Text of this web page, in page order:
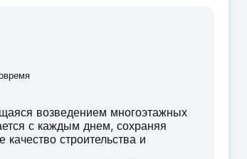
возведением многоэтажных
с каждым днем, сохраняя
строительства и